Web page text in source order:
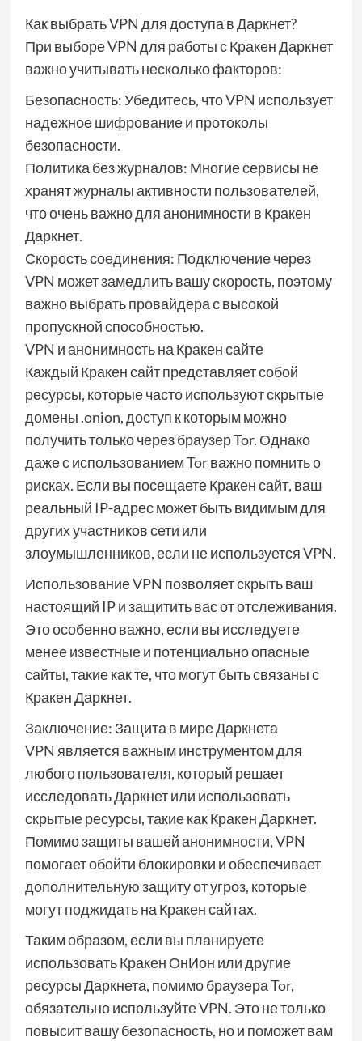
Как выбрать VPN для доступа в Даркнет?
При выборе VPN для работы с Кракен Даркнет
важно учитывать несколько факторов:
Безопасность: Убедитесь, что VPN использует
надежное шифрование и протоколы
безопасности.
Политика без журналов: Многие сервисы не
хранят журналы активности пользователей,
что очень важно для анонимности в Кракен
Даркнет.
Скорость соединения: Подключение через
VPN может замедлить вашу скорость, поэтому
важно выбрать провайдера с высокой
пропускной способностью.
VPN и анонимность на Кракен сайте
Каждый Кракен сайт представляет собой
ресурсы, которые часто используют скрытые
домены .onion, доступ к которым можно
получить только через браузер Tor. Однако
даже с использованием Tor важно помнить о
рисках. Если вы посещаете Кракен сайт, ваш
реальный IP-адрес может быть видимым для
других участников сети или
злоумышленников, если не используется VPN.
Использование VPN позволяет скрыть ваш
настоящий IP и защитить вас от отслеживания.
Это особенно важно, если вы исследуете
менее известные и потенциально опасные
сайты, такие как те, что могут быть связаны с
Кракен Даркнет.
Заключение: Защита в мире Даркнета
VPN является важным инструментом для
любого пользователя, который решает
исследовать Даркнет или использовать
скрытые ресурсы, такие как Кракен Даркнет.
Помимо защиты вашей анонимности, VPN
помогает обойти блокировки и обеспечивает
дополнительную защиту от угроз, которые
могут поджидать на Кракен сайтах.
Таким образом, если вы планируете
использовать Кракен ОнИон или другие
ресурсы Даркнета, помимо браузера Tor,
обязательно используйте VPN. Это не только
повысит вашу безопасность, но и поможет вам